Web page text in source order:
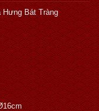
Hưng Bát Tràng